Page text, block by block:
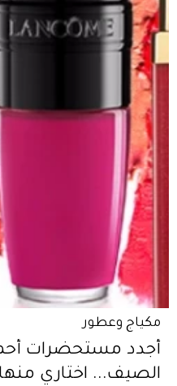
مكياج وعطور
أجدد مستحضرات
الصيف... اختاري